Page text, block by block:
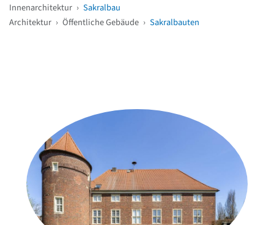
Innenarchitektur › Sakralbau
Architektur › Öffentliche Gebäude › Sakralbauten